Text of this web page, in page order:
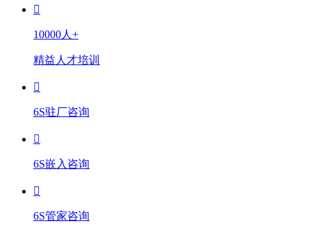
10000人+
精益人才培训
6S驻厂咨询
6S嵌入咨询
6S管家咨询